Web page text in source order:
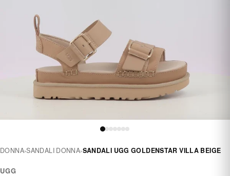
DONNA›SANDALI DONNA›SANDALI UGG GOLDENSTAR VILLA BEIGE
UGG